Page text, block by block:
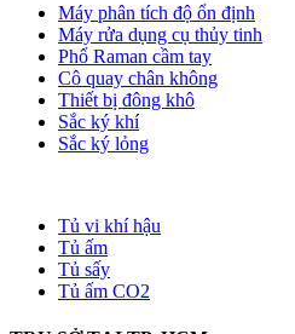
Máy phân tích độ ổn định
Máy rửa dụng cụ thủy tinh
Phổ Raman cầm tay
Cô quay chân không
Thiết bị đông khô
Sắc ký khí
Sắc ký lỏng
Tủ vi khí hậu
Tủ ấm
Tủ sấy
Tủ ấm CO2